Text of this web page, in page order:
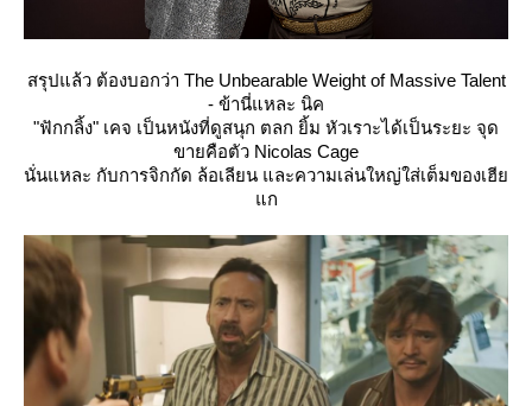
สรุปแล้ว ต้องบอกว่า The Unbearable Weight of Massive Talent
- ข้านี่แหละ นิค
"ฟักกลิ้ง" เคจ เป็นหนังที่ดูสนุก ตลก ยิ้ม หัวเราะได้เป็นระยะ จุด
ขายคือตัว Nicolas Cage
นั่นแหละ กับการจิกกัด ล้อเลียน และความเล่นใหญ่ใส่เต็มของเฮี
ก